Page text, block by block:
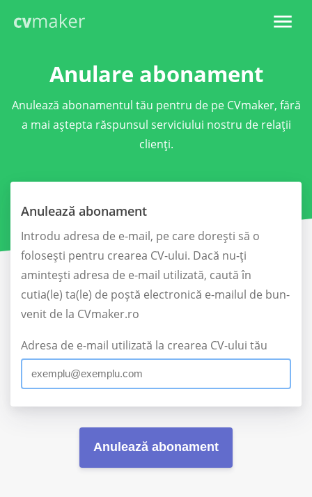
Anulare abonament
Anulează abonamentul tău pentru de pe CVmaker, fără
a mai aștepta răspunsul serviciului nostru de relații
clienți.
Anulează abonament
Introdu adresa de e-mail, pe care dorești să o
folosești pentru crearea CV-ului. Dacă nu-ți
amintești adresa de e-mail utilizată, caută în
cutia(le) ta(le) de poștă electronică e-mailul de bun-
venit de la CVmaker.ro
Adresa de e-mail utilizată la crearea CV-ului tău
Anulează abonament